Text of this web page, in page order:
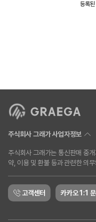
등록
주식회사 그래가 사업자정보
주식회사 그래가는 통신판매 중
약, 이용 및 환불 등과 관련한 의
고객센터 카카오 1:1 문